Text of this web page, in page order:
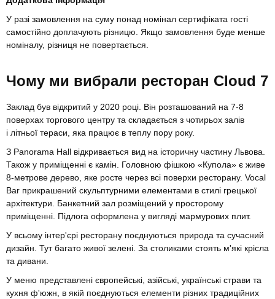
У разі замовлення на суму понад номінал сертифіката гості
самостійно доплачують різницю. Якщо замовлення буде менше
номіналу, різниця не повертається.
Чому ми вибрали ресторан Cloud 7
Заклад був відкритий у 2020 році. Він розташований на 7-8
поверхах торгового центру та складається з чотирьох залів
і літньої тераси, яка працює в теплу пору року.
З Panorama Hall відкривається вид на історичну частину Львова.
Також у приміщенні є камін. Головною фішкою «Купола» є живе
8-метрове дерево, яке росте через всі поверхи ресторану. Vocal
Bar прикрашений скульптурними елементами в стилі грецької
архітектури. Банкетний зал розміщений у просторому
приміщенні. Підлога оформлена у вигляді мармурових плит.
У всьому інтер'єрі ресторану поєднуються природа та сучасний
дизайн. Тут багато живої зелені. За столиками стоять м'які крісла
та дивани.
У меню представлені європейські, азійські, українські страви та
кухня ф'южн, в якій поєднуються елементи різних традиційних